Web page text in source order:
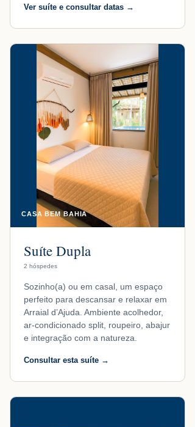
Ver suíte e consultar datas →
CASA BEM BAHIA
Suíte Dupla
2 hóspedes
Sozinho(a) ou em casal, um espaço
perfeito para descansar e relaxar em
Arraial d’Ajuda. Ambiente acolhedor,
ar-condicionado split, roupeiro, abajur
e integração com a natureza.
Consultar esta suíte →